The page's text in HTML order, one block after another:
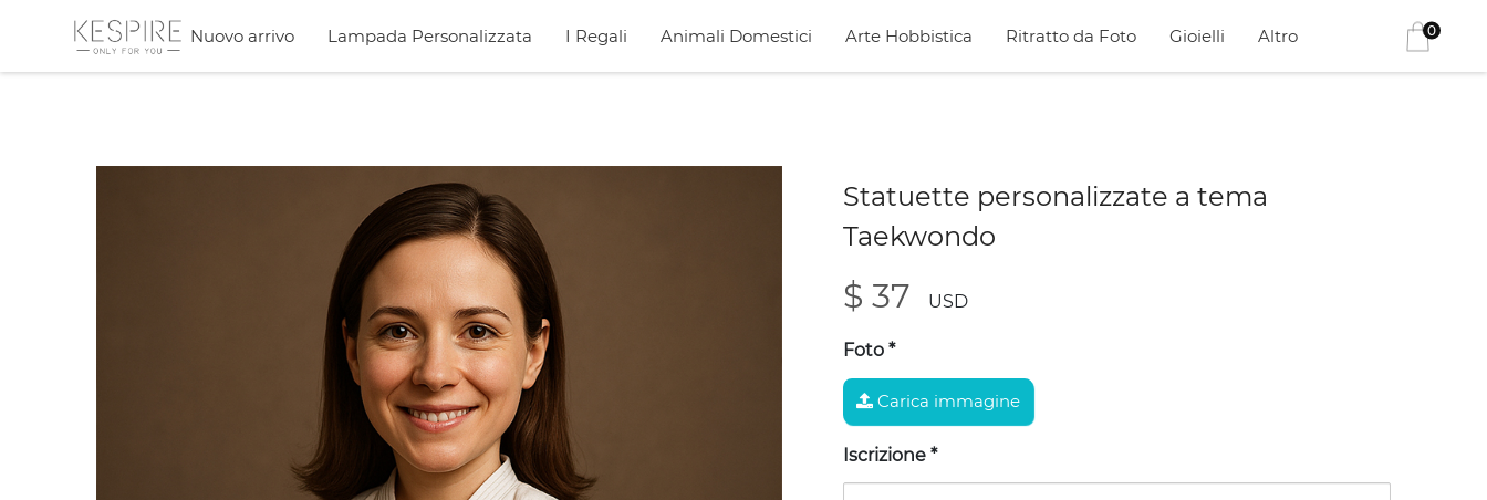
Nuovo arrivo Lampada Personalizzata I Regali Animali Domestici Arte Hobbistica Ritratto da Foto Gioielli Altro 0
Statuette personalizzate a tema
Taekwondo
$ 37 USD
Foto*
Carica immagine
Iscrizione*